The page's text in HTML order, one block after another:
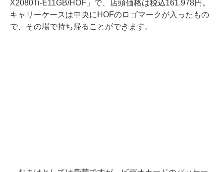
X2080Ti-E11GB/HOF」で、店頭価格は税込161,978円。
キャリーケースは中央にHOFのロゴマークが入ったもの
で、その場で持ち帰ることができます。